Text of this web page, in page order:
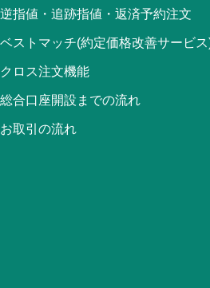
逆指値・追跡指値・返済予約注文
ベストマッチ(約定価格改善サービ
クロス注文機能
総合口座開設までの流れ
お取引の流れ